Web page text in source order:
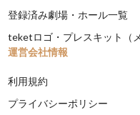
登録済み劇場・ホール一覧
teketロゴ・プレスキット（
運営会社情報
利用規約
プライバシーポリシー